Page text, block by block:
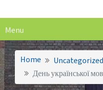
Menu
Home
Uncategorized
День української